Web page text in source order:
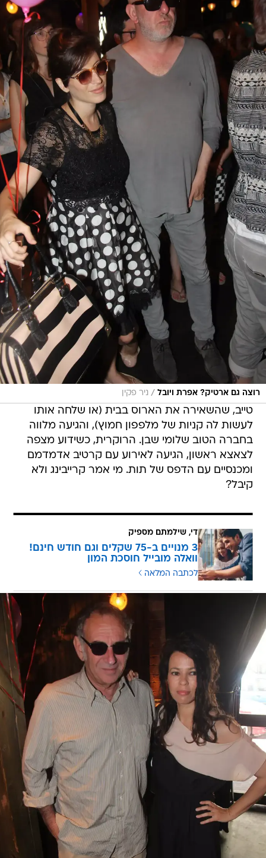
רוצה גם ארטיק? אפרת ויובל / ניר פקין
טייב, שהשאירה את הארוס בבית (או שלחה אותו
לעשות לה קניות של מלפפון חמוץ), והגיעה מלווה
בחברה הטוב שלומי שבן. הרוקרית, כשידוע מצפה
לצאצא ראשון, הגיעה לאירוע עם קרטיב אדמדמם
ומכנסיים עם הדפס של תות. מי אמר קרייבינג ולא
קיבל?
די, שילמתם מספיק
3 מנויים ב-75 שקלים וגם חודש חינם!
וואלה מובייל חוסכת המון
לכתבה המלאה